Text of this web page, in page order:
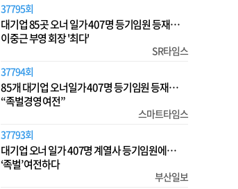
37795회
대기업 85곳 오너 일가 407명 등기임원 등재…
이중근 부영 회장 '최다'
SR타임스
37794회
85개 대기업 오너일가 407명 등기임원 등재…
“족벌경영 여전”
스마트타임스
37793회
대기업 오너 일가 407명 계열사 등기임원에…
‘족벌’ 여전하다
부산일보